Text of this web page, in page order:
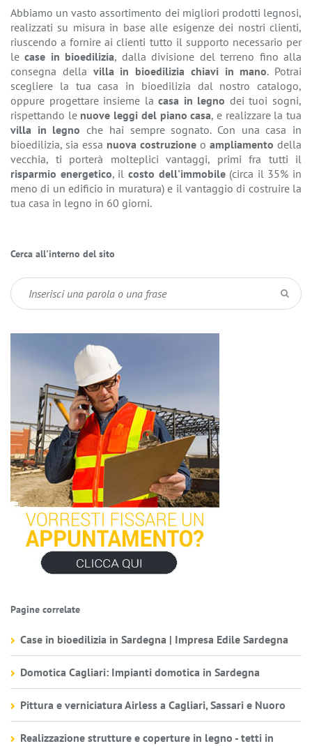
Abbiamo un vasto assortimento dei migliori prodotti legnosi,
realizzati su misura in base alle esigenze dei nostri clienti,
riuscendo a fornire ai clienti tutto il supporto necessario per
lecase in bioedilizia, dalla divisione del terreno fino alla
consegna della villa in bioedilizia chiavi in mano. Potrai
scegliere la tua casa in bioedilizia dal nostro catalogo,
oppure progettare insieme lacasa in legno dei tuoi sogni,
rispettando le nuove leggi del piano casa, e realizzare la tua
villa in legno che hai sempre sognato. Con una casa in
bioedilizia, sia essa nuova costruzione o ampliamento della
vecchia, ti porterà molteplici vantaggi, primi fra tutti il
risparmio energetico, il costo dell'immobile(circa il 35% in
meno di un edificio in muratura) e il vantaggio di costruire la
tua casa in legno in 60 giorni.
Cerca all'interno del sito
Pagine correlate
Case in bioedilizia in Sardegna | Impresa Edile Sardegna
Domotica Cagliari: Impianti domotica in Sardegna
Pittura e verniciatura Airless a Cagliari, Sassari e Nuoro
Realizzazione strutture e coperture in legno - tetti in